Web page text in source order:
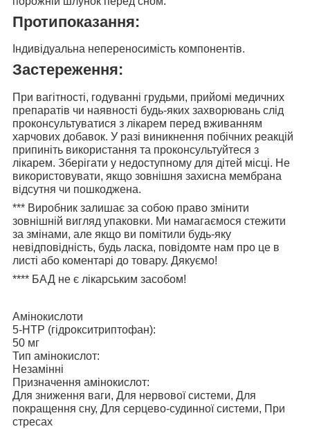
Протипоказання:
Індивідуальна непереносимість компонентів.
Застереження:
При вагітності, годуванні грудьми, прийомі медичних
препаратів чи наявності будь-яких захворювань слід
проконсультуватися з лікарем перед вживанням
харчових добавок. У разі виникнення побічних реакцій
припиніть використання та проконсультуйтеся з
лікарем. Зберігати у недоступному для дітей місці. Не
використовувати, якщо зовнішня захисна мембрана
відсутня чи пошкоджена.
*** Виробник залишає за собою право змінити
зовнішній вигляд упаковки. Ми намагаємося стежити
за змінами, але якщо ви помітили будь-яку
невідповідність, будь ласка, повідомте нам про це в
листі або коментарі до товару. Дякуємо!
**** БАД не є лікарським засобом!
Амінокислоти
5-HTP (гідрокситриптофан):
50 мг
Тип амінокислот:
Незамінні
Призначення амінокислот:
Для зниження ваги, Для нервової системи, Для
покращення сну, Для серцево-судинної системи, При
стресах